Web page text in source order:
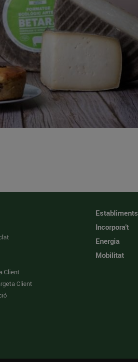
Client
Client
Establiments
Incorpora't
Energia
Mobilitat